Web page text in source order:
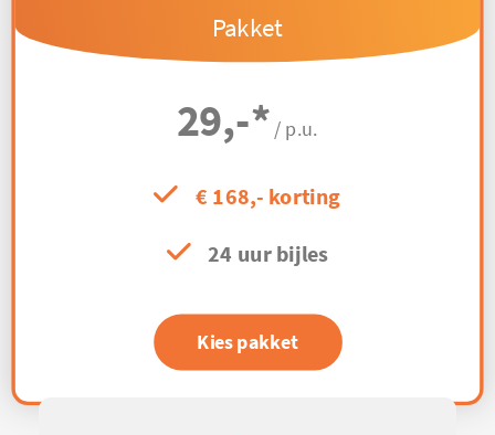
Pakket
29,-* / p.u.
€ 168,- korting
24 uur bijles
Kies pakket